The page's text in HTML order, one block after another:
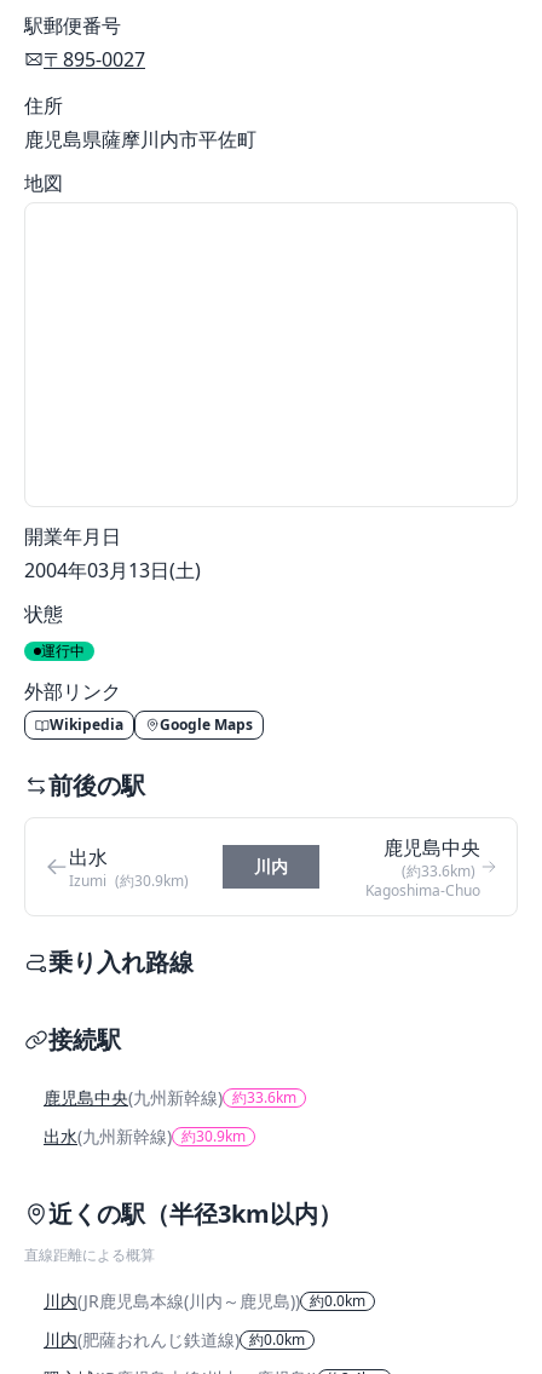
駅郵便番号
〒895-0027
住所
鹿児島県薩摩川内市平佐町
地図
開業年月日
2004年03月13日(土)
状態
運行中
外部リンク
Wikipedia Google Maps
前後の駅
出水
Izumi (約30.9km)
川内
鹿児島中央
(約33.6km)
Kagoshima-Chuo
乗り入れ路線
接続駅
鹿児島中央(九州新幹線) 約33.6km
出水(九州新幹線) 約30.9km
近くの駅（半径3km以内）
直線距離による概算
川内(JR鹿児島本線(川内～鹿児島)) 約0.0km
川内(肥薩おれんじ鉄道線) 約0.0km